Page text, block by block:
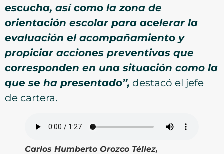
escucha, así como la zona de
orientación escolar para acelerar la
evaluación el acompañamiento y
propiciar acciones preventivas que
corresponden en una situación como la
que se ha presentado”, destacó el jefe
de cartera.
Carlos Humberto Orozco Téllez,